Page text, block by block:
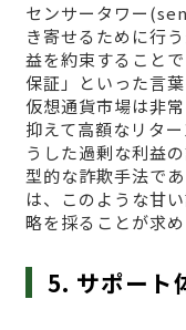
センサータワー
き寄せるために行
益を約束すること
保証」といった言
仮想通貨市場は非
抑えて高額なリタ
うした過剰な利益
型的な詐欺手法で
は、このような甘
略を採ることが求め
5. サポート